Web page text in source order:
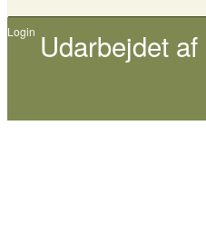
Login Udarbejdet af